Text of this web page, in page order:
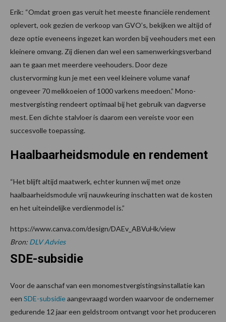
Erik: “Omdat groen gas veruit het meeste financiële rendement
oplevert, ook gezien de verkoop van GVO’s, bekijken we altijd of
deze optie eveneens ingezet kan worden bij veehouders met een
kleinere omvang. Zij dienen dan wel een samenwerkingsverband
aan te gaan met meerdere veehouders. Door deze
clustervorming kun je met een veel kleinere volume vanaf
ongeveer 70 melkkoeien of 1000 varkens meedoen.” Mono-
mestvergisting rendeert optimaal bij het gebruik van dagverse
mest. Een dichte stalvloer is daarom een vereiste voor een
succesvolle toepassing.
Haalbaarheidsmodule en rendement
“Het blijft altijd maatwerk, echter kunnen wij met onze
haalbaarheidsmodule vrij nauwkeuring inschatten wat de kosten
en het uiteindelijke verdienmodel is.”
https://www.canva.com/design/DAEv_ABVuHk/view
Bron: DLV Advies
SDE-subsidie
Voor de aanschaf van een monomestvergistingsinstallatie kan
een SDE-subsidieaangevraagd worden waarvoor de ondernemer
gedurende 12 jaar een geldstroom ontvangt voor het produceren